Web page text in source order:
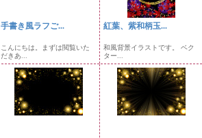
手書き風ラフご...
こんにちは。まずは閲覧いた
だきあ...
紅葉、紫和柄玉...
和風背景イラストです。 ベク
ター...